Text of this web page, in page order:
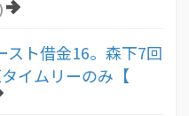
スト借金16。森下7回
イムリーのみ【